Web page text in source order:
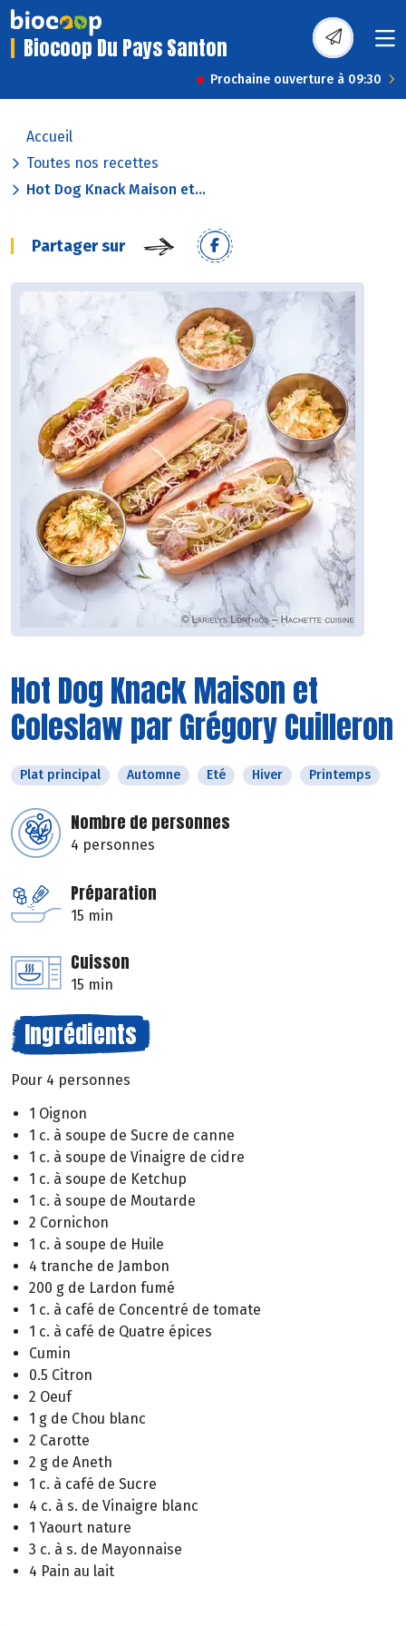
Biocoop Du Pays Santon
Prochaine ouverture à 09:30
Accueil
Toutes nos recettes
Hot Dog Knack Maison et...
Partager sur
Hot Dog Knack Maison et
Coleslaw par Grégory Cuilleron
Plat principal Automne Eté Hiver Printemps
Nombre de personnes
4 personnes
Préparation
15 min
Cuisson
15 min
Ingrédients
Pour 4 personnes
1 Oignon
1 c. à soupe de Sucre de canne
1 c. à soupe de Vinaigre de cidre
1 c. à soupe de Ketchup
1 c. à soupe de Moutarde
2 Cornichon
1 c. à soupe de Huile
4 tranche de Jambon
200 g de Lardon fumé
1 c. à café de Concentré de tomate
1 c. à café de Quatre épices
Cumin
0.5 Citron
2 Oeuf
1 g de Chou blanc
2 Carotte
2 g de Aneth
1 c. à café de Sucre
4 c. à s. de Vinaigre blanc
1 Yaourt nature
3 c. à s. de Mayonnaise
4 Pain au lait